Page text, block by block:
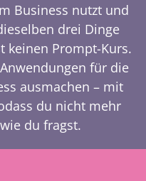
Business nutzt und
drei Dinge
keinen Prompt-Kurs.
für die
ausmachen – mit
du nicht mehr
du fragst.